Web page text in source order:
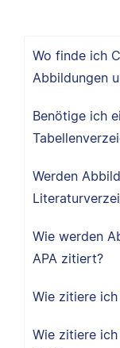
Wo finde ich
Abbildungen
Benötige ich
Werden
Wie werden
APA zitiert?
Wie zitiere ich
Wie zitiere